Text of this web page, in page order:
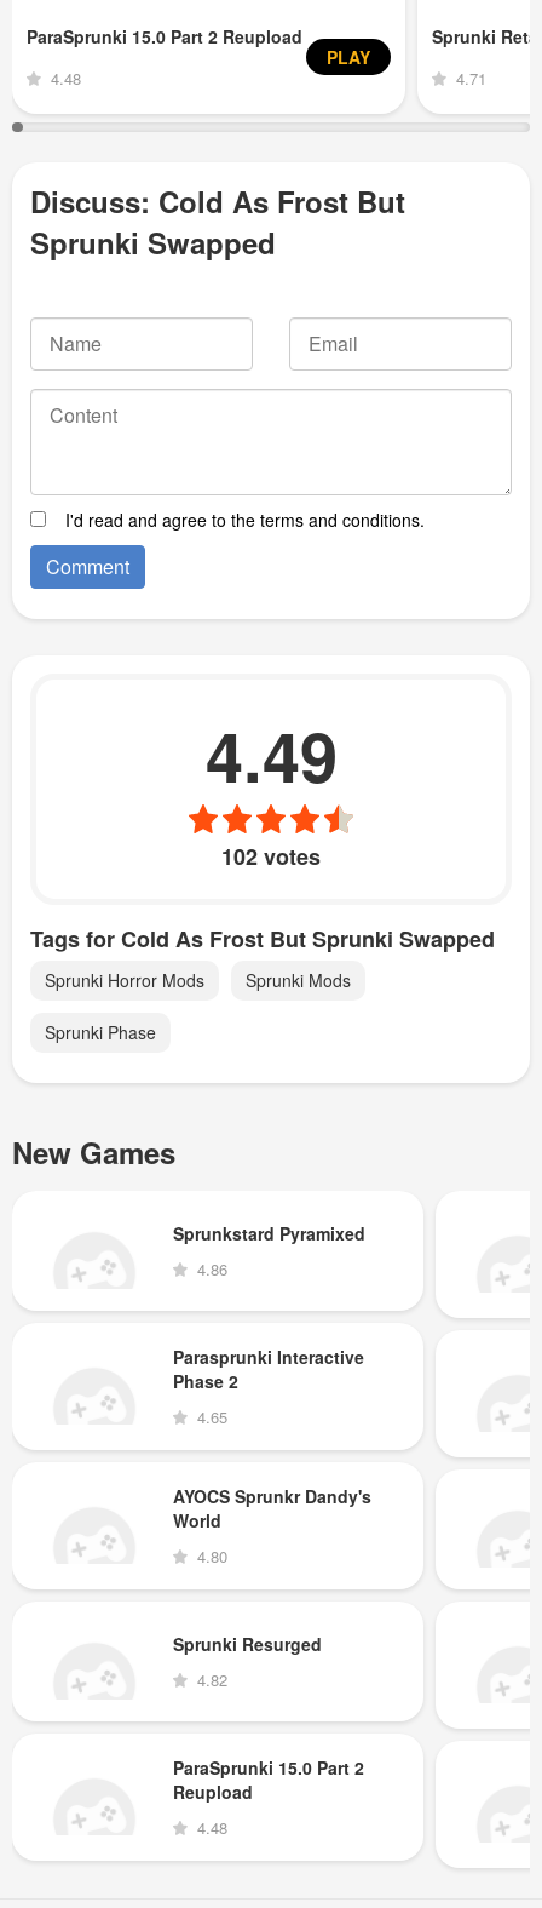
ParaSprunki 15.0 Part 2 Reupload
4.48
PLAY
Sprunki
4.71
Discuss: Cold As Frost But
Sprunki Swapped
I'd read and agree to the terms and conditions.
4.49
102 votes
Tags for Cold As Frost But Sprunki Swapped
Sprunki Horror Mods Sprunki Mods
Sprunki Phase
New Games
Sprunkstard Pyramixed
4.86
Parasprunki Interactive
Phase 2
4.65
AYOCS Sprunkr Dandy's
World
4.80
Sprunki Resurged
4.82
ParaSprunki 15.0 Part 2
Reupload
4.48